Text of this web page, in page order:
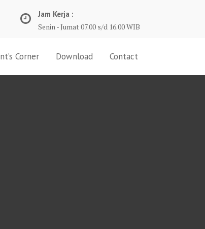
Jam Kerja :
Senin - Jumat 07.00 s/d 16.00 WIB
Corner Download Contact